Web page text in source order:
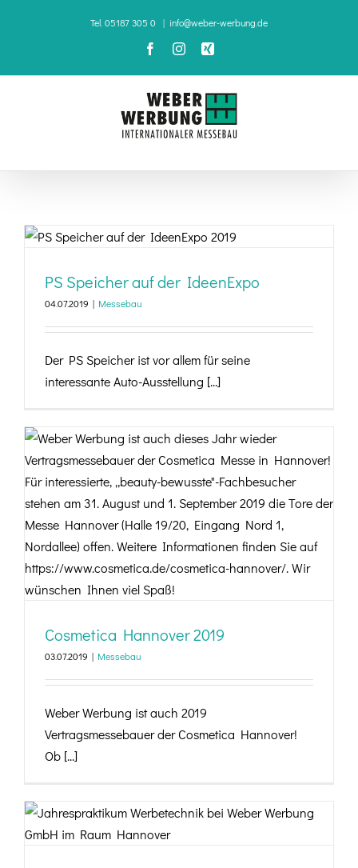
Tel. 05187 305 0 | info@weber-werbung.de
FacebookInstagram
Xing
PS Speicher auf der IdeenExpo
PS Speicher auf der IdeenExpo
04.07.2019 | Messebau
Der PS Speicher ist vor allem für seine
interessante Auto-Ausstellung [...]
Cosmetica Hannover 2019
Cosmetica Hannover 2019
03.07.2019 | Messebau
Weber Werbung ist auch 2019
Vertragsmessebauer der Cosmetica Hannover!
Ob [...]